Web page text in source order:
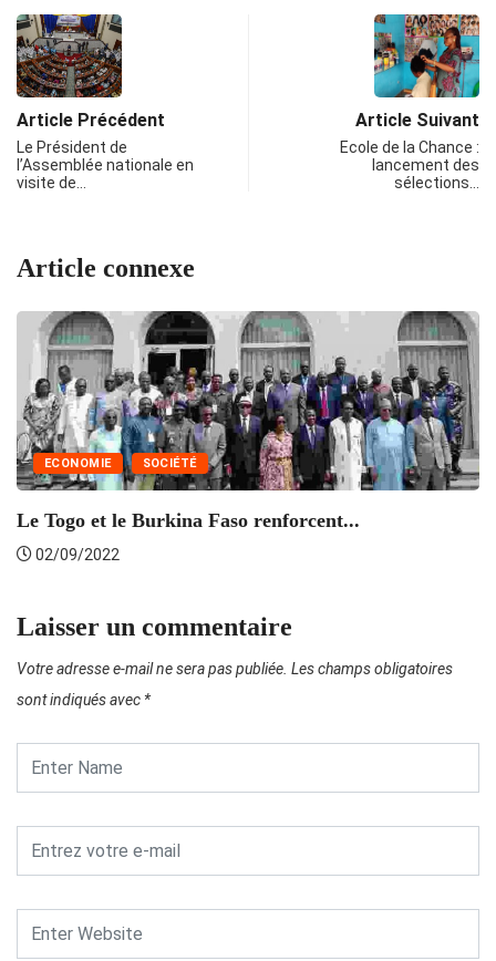
Article Précédent
Le Président de
l’Assemblée nationale en
visite de…
Article Suivant
Ecole de la Chance :
lancement des
sélections…
Article connexe
ECONOMIE SOCIÉTÉ
Le Togo et le Burkina Faso renforcent...
02/09/2022
Laisser un commentaire
Votre adresse e-mail ne sera pas publiée. Les champs obligatoires
sont indiqués avec *